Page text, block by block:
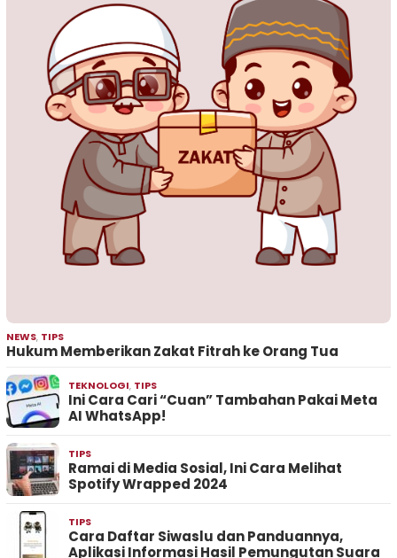
NEWS, TIPS
Hukum Memberikan Zakat Fitrah ke Orang Tua
TEKNOLOGI, TIPS
Ini Cara Cari “Cuan” Tambahan Pakai Meta
AI WhatsApp!
TIPS
Ramai di Media Sosial, Ini Cara Melihat
Spotify Wrapped 2024
TIPS
Cara Daftar Siwaslu dan Panduannya,
Aplikasi Informasi Hasil Pemungutan Suara